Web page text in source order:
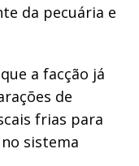
da pecuária e
a facção já
de
frias para
sistema